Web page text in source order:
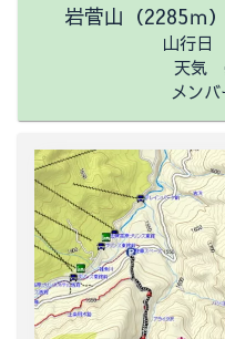
岩菅山（2285ｍ
山行日
天気
メン